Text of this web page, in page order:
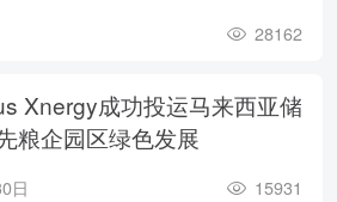
28162
Xnergy成功投运马来西亚储
粮企园区绿色发展
日 15931